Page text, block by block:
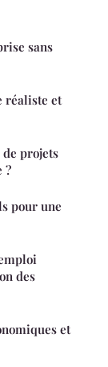
sans
réaliste et
projets
?
pour une
des
et